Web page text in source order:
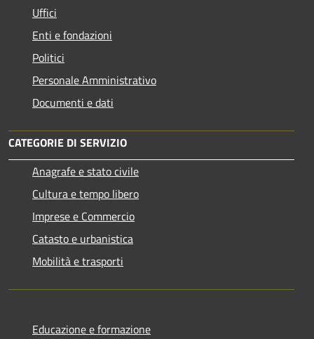
Uffici
Enti e fondazioni
Politici
Personale Amministrativo
Documenti e dati
CATEGORIE DI SERVIZIO
Anagrafe e stato civile
Cultura e tempo libero
Imprese e Commercio
Catasto e urbanistica
Mobilità e trasporti
Educazione e formazione